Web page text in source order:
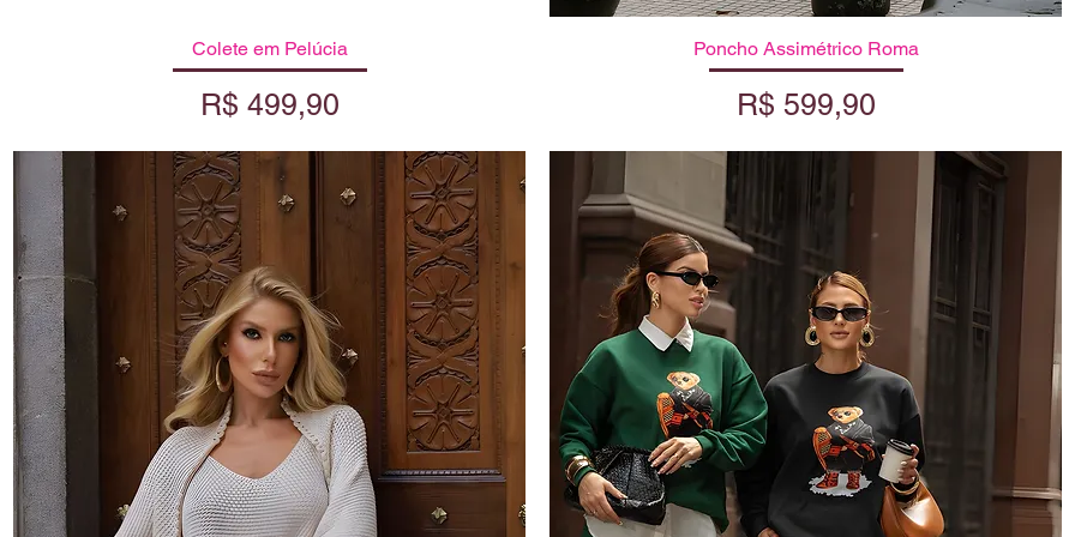
Visualização rápida
Colete em Pelúcia
Preço
R$ 499,90
Visualização rápida
Poncho Assimétrico Roma
Preço
R$ 599,90